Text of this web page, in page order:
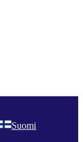
Suomi